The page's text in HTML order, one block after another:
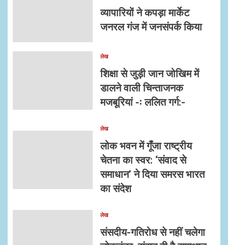
व्यापारियों ने कपड़ा मार्केट
जनरल गंज में जनसंपर्क किया
लेख
शिक्षा से जुड़ी जान जोखिम में
डालने वाली चिन्ताजनक
मजबूरियां -ः ललित गर्ग:-
लेख
लोक भवन में गूँजा राष्ट्रीय
चेतना का स्वर: ‘संवाद से
समाधान’ ने दिया समरस भारत
का संदेश
लेख
संसदीय-गतिरोध से नहीं चलेगा